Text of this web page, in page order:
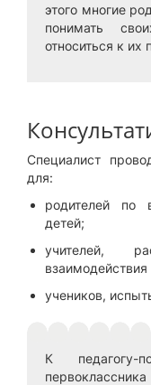
этого многие
понимать
относиться к их
Специалист
для:
родителей по
детей;
учителей,
учеников,
К педагогу-